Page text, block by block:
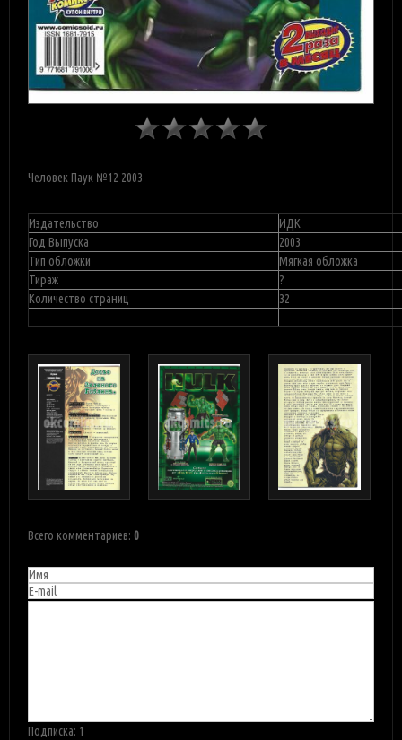
Человек Паук №12 2003
Издательство
ИДК
Год Выпуска
2003
Тип обложки
Мягкая обложка
Тираж
?
Количество страниц
32
Всего комментариев: 0
Подписка: 1